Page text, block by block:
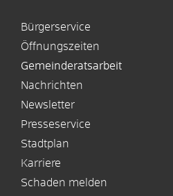
Bürgerservice
Öffnungszeiten
Gemeinderatsarbeit
Nachrichten
Newsletter
Presseservice
Stadtplan
Karriere
Schaden melden